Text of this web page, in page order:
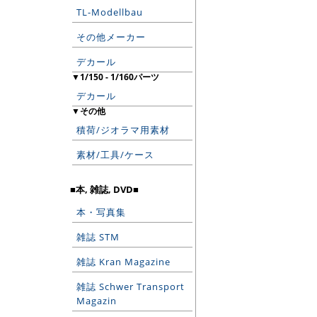
TL-Modellbau
その他メーカー
デカール
▼1/150 - 1/160パーツ
デカール
▼その他
積荷/ジオラマ用素材
素材/工具/ケース
■本, 雑誌, DVD■
本・写真集
雑誌 STM
雑誌 Kran Magazine
雑誌 Schwer Transport
Magazin